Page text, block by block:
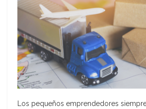
Los pequeños emprendedores